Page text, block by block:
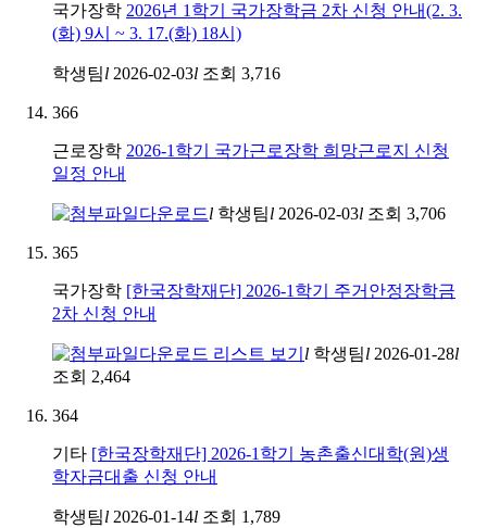
국가장학 2026년 1학기 국가장학금 2차 신청 안내(2. 3.
(화) 9시 ~ 3. 17.(화) 18시)
학생팀l 2026-02-03l 조회 3,716
366
근로장학 2026-1학기 국가근로장학 희망근로지 신청
일정 안내
l 학생팀l 2026-02-03l 조회 3,706
365
국가장학 [한국장학재단] 2026-1학기 주거안정장학금
2차 신청 안내
l 학생팀l 2026-01-28l
조회 2,464
364
기타 [한국장학재단] 2026-1학기 농촌출신대학(원)생
학자금대출 신청 안내
학생팀l 2026-01-14l 조회 1,789